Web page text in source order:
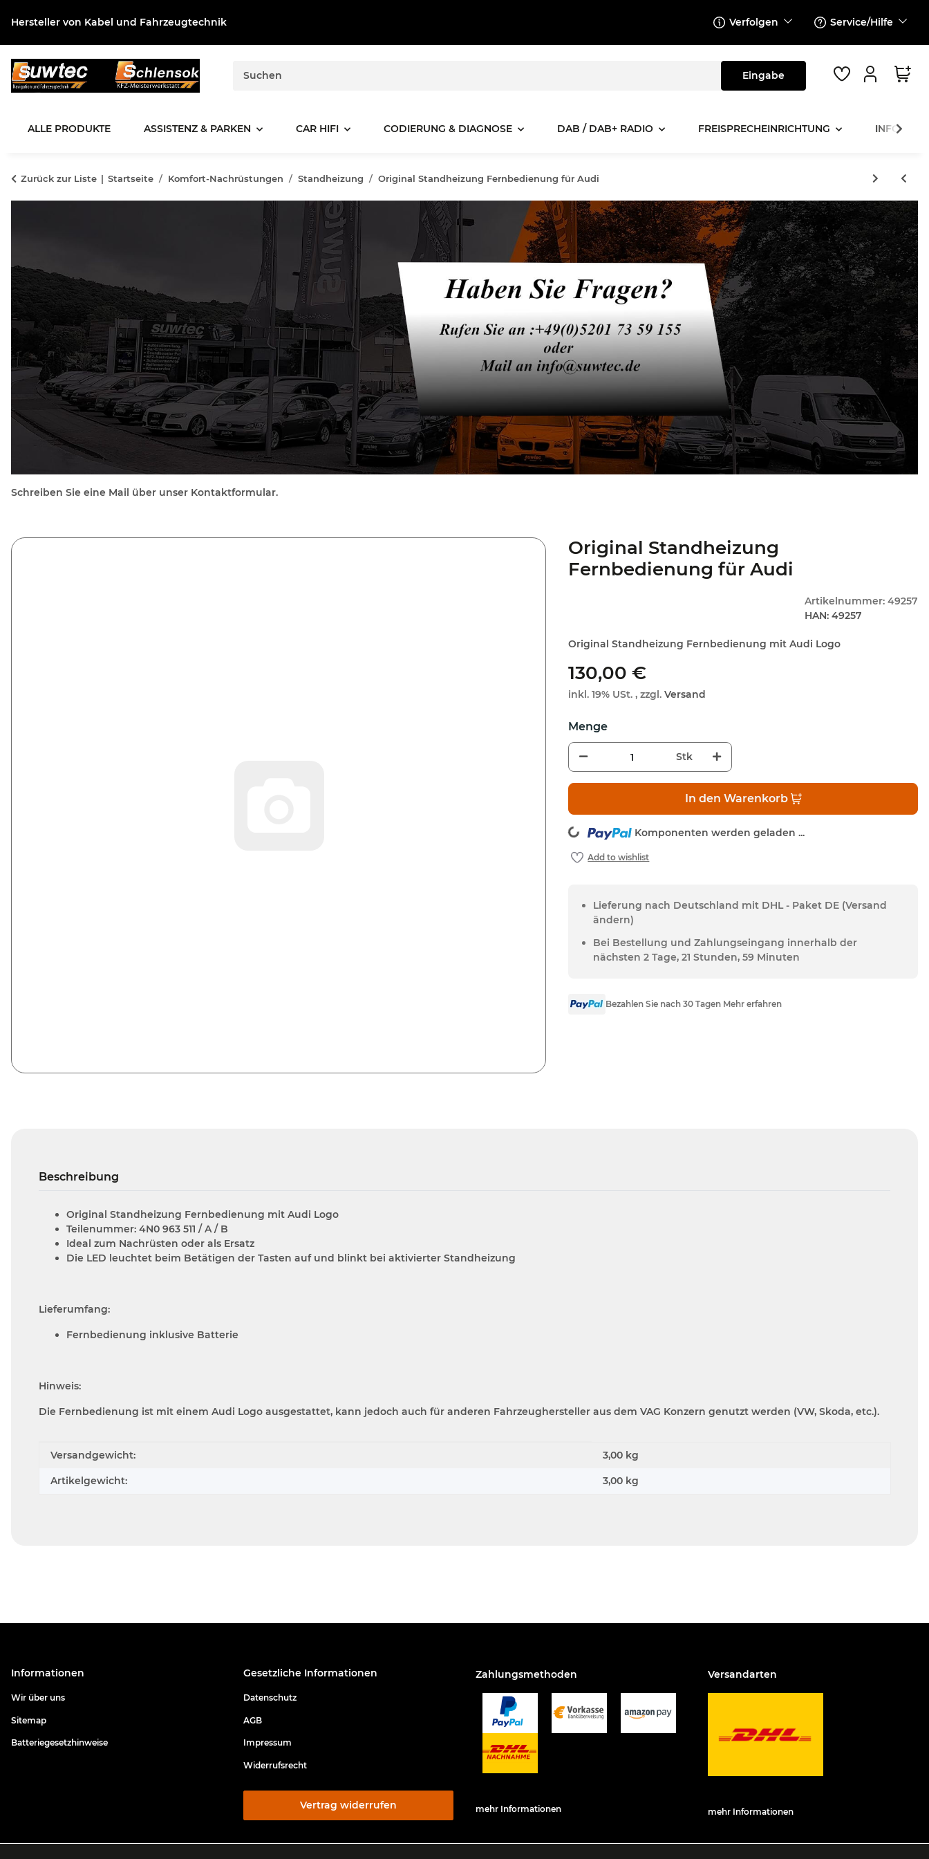
Hersteller von Kabel und Fahrzeugtechnik Verfolgen Service/Hilfe
ALLE PRODUKTE ASSISTENZ & PARKEN CAR HIFI CODIERUNG & DIAGNOSE DAB / DAB+ RADIO FREISPRECHEINRICHTUNG
Zurück zur Liste Startseite Komfort-Nachrüstungen Standheizung Original Standheizung Fernbedienung für Audi
Schreiben Sie eine Mail über unser Kontaktformular.
Original Standheizung
Fernbedienung für Audi
Artikelnummer: 49257
HAN: 49257
Original Standheizung Fernbedienung mit Audi Logo
130,00 €
inkl. 19% USt. , zzgl.Versand
Stk
In den Warenkorb
Loading... Komponenten werden geladen ...
Lieferung nach Deutschland mit DHL - Paket DE (Versand
ändern)
Bei Bestellung und Zahlungseingang innerhalb der
nächsten 2 Tage, 21 Stunden, 59 Minuten
Bezahlen Sie nach 30 Tagen Mehr erfahren
Beschreibung
Original Standheizung Fernbedienung mit Audi Logo
Teilenummer: 4N0 963 511 / A / B
Ideal zum Nachrüsten oder als Ersatz
Die LED leuchtet beim Betätigen der Tasten auf und blinkt bei aktivierter Standheizung
Lieferumfang:
Fernbedienung inklusive Batterie
Hinweis:
Die Fernbedienung ist mit einem Audi Logo ausgestattet, kann jedoch auch für anderen Fahrzeughersteller aus dem VAG Konzern genutzt werden (VW, Skoda, etc.).
Produkteigenschaft
Wert
Versandgewicht: 3,00 kg
Artikelgewicht: 3,00 kg
Informationen
Wir über uns
Sitemap
Batteriegesetzhinweise
Gesetzliche Informationen
Datenschutz
AGB
Impressum
Widerrufsrecht
Vertrag widerrufen
Zahlungsmethoden
mehr Informationen
Versandarten
mehr Informationen